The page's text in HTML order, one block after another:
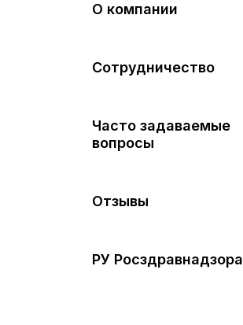
О компании
Сотрудничество
Часто задаваемые
вопросы
Отзывы
РУ Росздравнадзора